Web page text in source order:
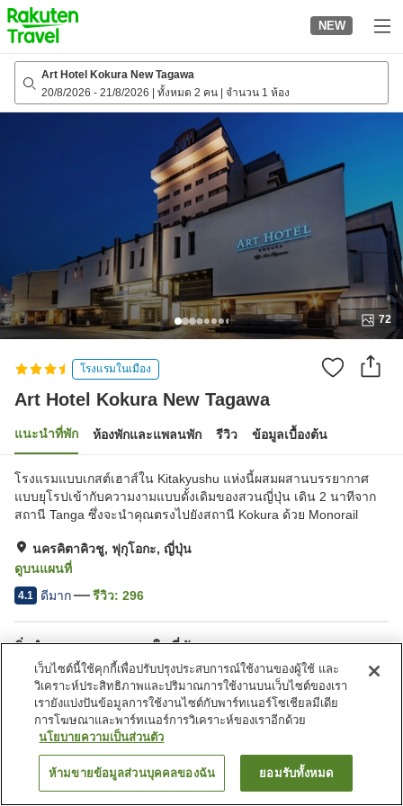
to
top
page
NEW
Art Hotel Kokura New Tagawa
20/8/2026 - 21/8/2026 ทั้งหมด 2 คน จำนวน 1 ห้อง
72
โรงแรมในเมือง
Art Hotel Kokura New Tagawa
แนะนำที่พัก ห้องพักและแพลนพัก รีวิว ข้อมูลเบื้องต้น
โรงแรมแบบเกสต์เฮาส์ใน Kitakyushu แห่งนี้ผสมผสานบรรยากาศ
แบบยุโรปเข้ากับความงามแบบดั้งเดิมของสวนญี่ปุ่น เดิน 2 นาทีจาก
สถานี Tanga ซึ่งจะนำคุณตรงไปยังสถานี Kokura ด้วย Monorail
นครคิตาคิวชู, ฟุกุโอกะ, ญี่ปุ่น
ดูบนแผนที่
4.1 ดีมาก รีวิว: 296
สิ่งอำนวยความสะดวกในที่พัก
Wi-Fi
ร้านอาหาร
ห้องอาหารส่วนตัว
เลานจ์
หน้าแรก ญี่ปุ่น ฟุกุโอกะ
Art Hotel Kokura New Tagawa
ค้นหาห้องพัก
เว็บไซต์นี้ใช้คุกกี้เพื่อปรับปรุงประสบการณ์ใช้งานของผู้ใช้ และ
วิเคราะห์ประสิทธิภาพและปริมาณการใช้งานบนเว็บไซต์ของเรา
เรายังแบ่งปันข้อมูลการใช้งานไซต์กับพาร์ทเนอร์โซเชียลมีเดีย
การโฆษณาและพาร์ทเนอร์การวิเคราะห์ของเราอีกด้วย
นโยบายความเป็นส่วนตัว
ห้ามขายข้อมูลส่วนบุคคลของฉัน ยอมรับทั้งหมด